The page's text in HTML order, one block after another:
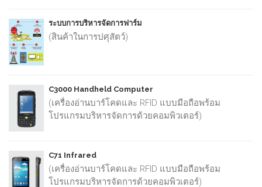
ระบบการบริหารจัดการฟาร์ม
(สินค้าในการปศุสัตว์)
C3000 Handheld Computer
(เครื่องอ่านบาร์โคดและ RFID แบบมือถือพร้อม
โปรแกรมบริหารจัดการด้วยคอมพิวเตอร์)
C71 Infrared
(เครื่องอ่านบาร์โคดและ RFID แบบมือถือพร้อม
โปรแกรมบริหารจัดการด้วยคอมพิวเตอร์)